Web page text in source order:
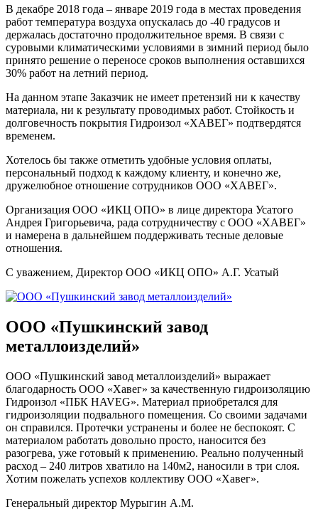
В декабре 2018 года – январе 2019 года в местах проведения
работ температура воздуха опускалась до -40 градусов и
держалась достаточно продолжительное время. В связи с
суровыми климатическими условиями в зимний период было
принято решение о переносе сроков выполнения оставшихся
30% работ на летний период.
На данном этапе Заказчик не имеет претензий ни к качеству
материала, ни к результату проводимых работ. Стойкость и
долговечность покрытия Гидроизол «ХАВЕГ» подтвердятся
временем.
Хотелось бы также отметить удобные условия оплаты,
персональный подход к каждому клиенту, и конечно же,
дружелюбное отношение сотрудников ООО «ХАВЕГ».
Организация ООО «ИКЦ ОПО» в лице директора Усатого
Андрея Григорьевича, рада сотрудничеству с ООО «ХАВЕГ»
и намерена в дальнейшем поддерживать тесные деловые
отношения.
С уважением, Директор ООО «ИКЦ ОПО» А.Г. Усатый
ООО «Пушкинский завод
металлоизделий»
ООО «Пушкинский завод металлоизделий» выражает
благодарность ООО «Хавег» за качественную гидроизоляцию
Гидроизол «ПБК HAVEG». Материал приобретался для
гидроизоляции подвального помещения. Со своими задачами
он справился. Протечки устранены и более не беспокоят. С
материалом работать довольно просто, наносится без
разогрева, уже готовый к применению. Реально полученный
расход – 240 литров хватило на 140м2, наносили в три слоя.
Хотим пожелать успехов коллективу ООО «Хавег».
Генеральный директор Мурыгин А.М.